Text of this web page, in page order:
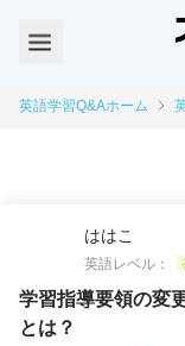
英語学習Q&Aホーム
ははこ
英語レベル：
学習指導要領の変
とは？